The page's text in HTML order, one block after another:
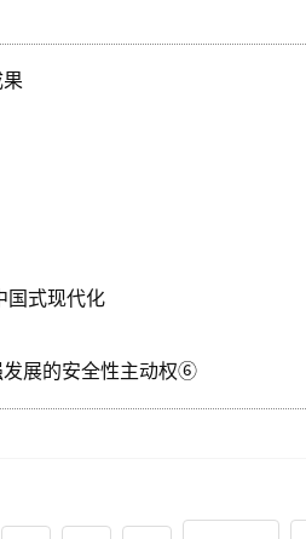
国式现代化
展的安全性主动权⑥